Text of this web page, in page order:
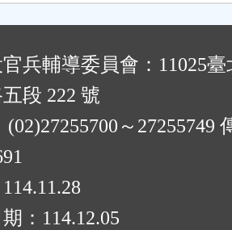
兵輔導委員會：11025
段 222 號
～27255749
114.11.28
： 114.12.05